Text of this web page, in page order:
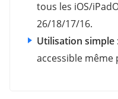
tous les iOS/
26/18/17/16.
Utilisation simple
accessible